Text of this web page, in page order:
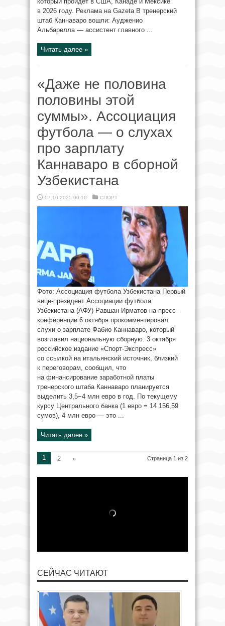
в 2026 году. Реклама на Gazeta В тренерский
штаб Каннаваро вошли: Аудженио
Альбарелла — ассистент главного ...
Читать далее »
«Даже не половина
половины этой
суммы». Ассоциация
футбола — о слухах
про зарплату
Каннаваро в сборной
Узбекистана
07.10.2025 00:10 СПОРТ
Фото: Ассоциация футбола Узбекистана Первый
вице-президент Ассоциации футбола
Узбекистана (АФУ) Равшан Ирматов на пресс-
конференции 6 октября прокомментировал
слухи о зарплате Фабио Каннаваро, который
возглавил национальную сборную. 3 октября
российское издание «Спорт-Экспресс»
со ссылкой на итальянский источник, близкий
к переговорам, сообщил, что
на финансирование заработной платы
тренерского штаба Каннаваро планируется
выделить 3,5−4 млн евро в год. По текущему
курсу Центрального банка (1 евро = 14 156,59
сумов), 4 млн евро — это ...
Читать далее »
Страница 1 из 2
1 2 »
СЕЙЧАС ЧИТАЮТ